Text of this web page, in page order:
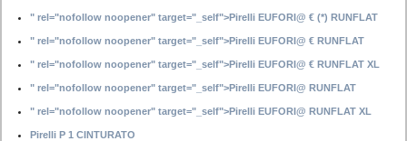
" rel="nofollow noopener" target="_self">Pirelli EUFORI@ € (*) RUNFLAT
" rel="nofollow noopener" target="_self">Pirelli EUFORI@ € RUNFLAT
" rel="nofollow noopener" target="_self">Pirelli EUFORI@ € RUNFLAT XL
" rel="nofollow noopener" target="_self">Pirelli EUFORI@ RUNFLAT
" rel="nofollow noopener" target="_self">Pirelli EUFORI@ RUNFLAT XL
Pirelli P 1 CINTURATO